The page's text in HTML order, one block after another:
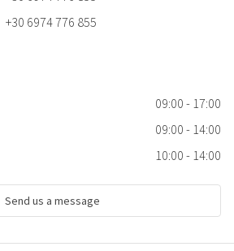
+30 6974 776 855
09:00 - 17:00
09:00 - 14:00
10:00 - 14:00
Send us a message